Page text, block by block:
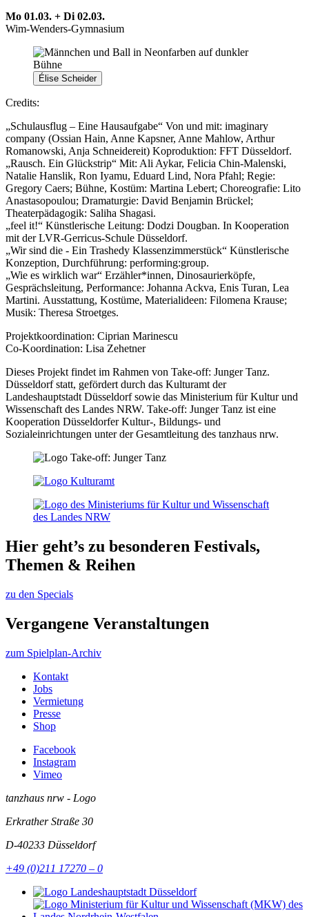
Mo 01.03. + Di 02.03.
Wim-Wenders-Gymnasium
Élise Scheider
Credits:
„Schulausflug – Eine Hausaufgabe“ Von und mit: imaginary
company (Ossian Hain, Anne Kapsner, Anne Mahlow, Arthur
Romanowski, Anja Schneidereit) Koproduktion: FFT Düsseldorf.
„Rausch. Ein Glückstrip“ Mit: Ali Aykar, Felicia Chin-Malenski,
Natalie Hanslik, Ron Iyamu, Eduard Lind, Nora Pfahl; Regie:
Gregory Caers; Bühne, Kostüm: Martina Lebert; Choreografie: Lito
Anastasopoulou; Dramaturgie: David Benjamin Brückel;
Theaterpädagogik: Saliha Shagasi.
„feel it!“ Künstlerische Leitung: Dodzi Dougban. In Kooperation
mit der LVR-Gerricus-Schule Düsseldorf.
„Wir sind die - Ein Trashedy Klassenzimmerstück“ Künstlerische
Konzeption, Durchführung: performing:group.
„Wie es wirklich war“ Erzähler*innen, Dinosaurierköpfe,
Gesprächsleitung, Performance: Johanna Ackva, Enis Turan, Lea
Martini. Ausstattung, Kostüme, Materialideen: Filomena Krause;
Musik: Theresa Stroetges.
Projektkoordination: Ciprian Marinescu
Co-Koordination: Lisa Zehetner
Dieses Projekt findet im Rahmen von Take-off: Junger Tanz.
Düsseldorf statt, gefördert durch das Kulturamt der
Landeshauptstadt Düsseldorf sowie das Ministerium für Kultur und
Wissenschaft des Landes NRW. Take-off: Junger Tanz ist eine
Kooperation Düsseldorfer Kultur-, Bildungs- und
Sozialeinrichtungen unter der Gesamtleitung des tanzhaus nrw.
Hier geht’s zu besonderen Festivals,
Themen & Reihen
zu den Specials
Vergangene Veranstaltungen
zum Spielplan-Archiv
Kontakt
Jobs
Vermietung
Presse
Shop
Facebook
Instagram
Vimeo
tanzhaus nrw - Logo
Erkrather Straße 30
D-40233 Düsseldorf
+49 (0)211 17270 – 0